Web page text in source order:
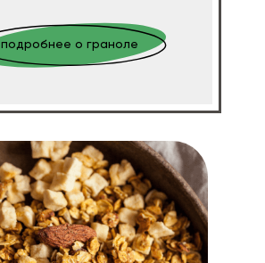
подробнее о граноле